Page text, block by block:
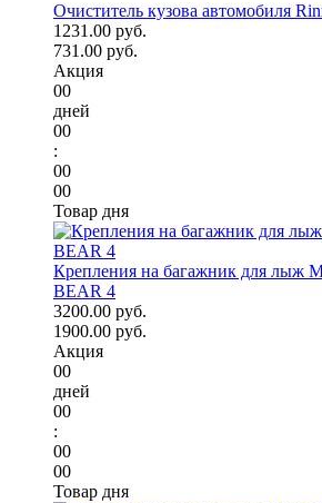
Очиститель кузова автомобиля
1231.00 руб.
731.00 руб.
Акция
00
дней
00
:
00
00
Товар дня
Крепления на багажник для лыж
BEAR 4
3200.00 руб.
1900.00 руб.
Акция
00
дней
00
:
00
00
Товар дня